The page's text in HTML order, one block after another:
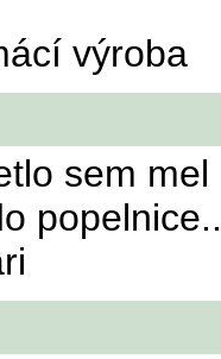
výroba
sem